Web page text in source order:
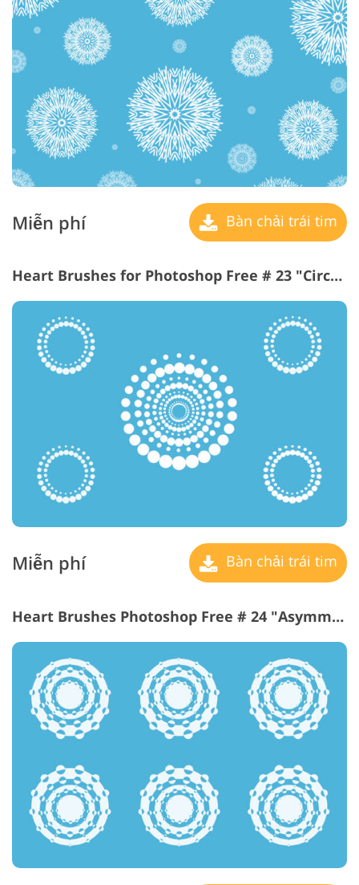
Miễn phí Bàn chải trái tim
Heart Brushes for Photoshop Free # 23 "Circus Lights"
Miễn phí Bàn chải trái tim
Heart Brushes Photoshop Free # 24 "Asymmetry"